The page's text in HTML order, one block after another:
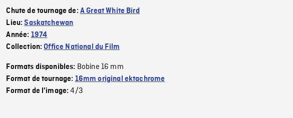
Chute de tournage de: A Great White Bird
Lieu:Saskatchewan
Année: 1974
Collection:Office National du Film
Formats disponibles: Bobine 16 mm
Format de tournage: 16mm original ektachrome
Format de l'image:4/3